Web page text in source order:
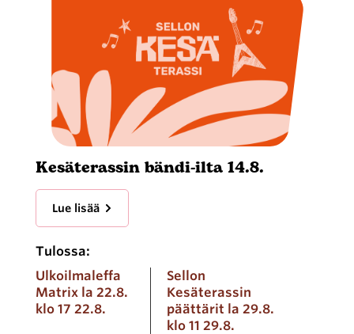
Kesäterassin bändi-ilta 14.8.
Lue lisää
Tulossa:
Ulkoilmaleffa
Matrix la 22.8.
klo 17 22.8.
Sellon
Kesäterassin
päättärit la 29.8.
klo 11 29.8.